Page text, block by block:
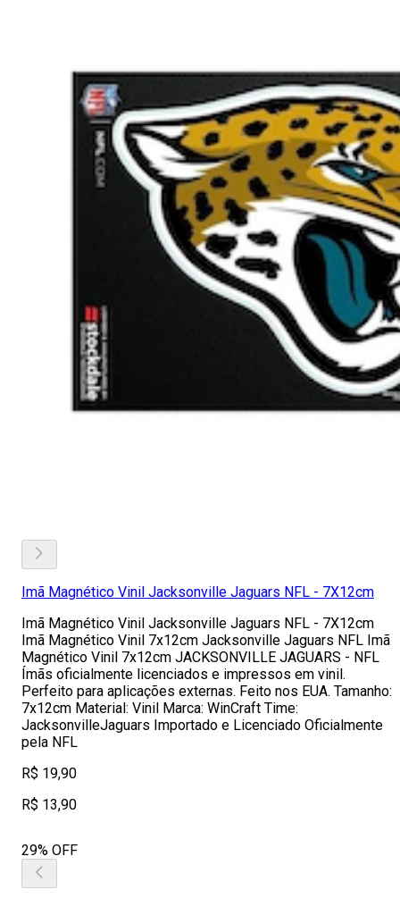
Imã Magnético Vinil Jacksonville Jaguars NFL - 7X12cm
Imã Magnético Vinil Jacksonville Jaguars NFL - 7X12cm
Imã Magnético Vinil 7x12cm Jacksonville Jaguars NFL Imã
Magnético Vinil 7x12cm JACKSONVILLE JAGUARS - NFL
Ímãs oficialmente licenciados e impressos em vinil.
Perfeito para aplicações externas. Feito nos EUA. Tamanho:
7x12cm Material: Vinil Marca: WinCraft Time:
JacksonvilleJaguars Importado e Licenciado Oficialmente
pela NFL
R$ 19,90
R$ 13,90
29% OFF